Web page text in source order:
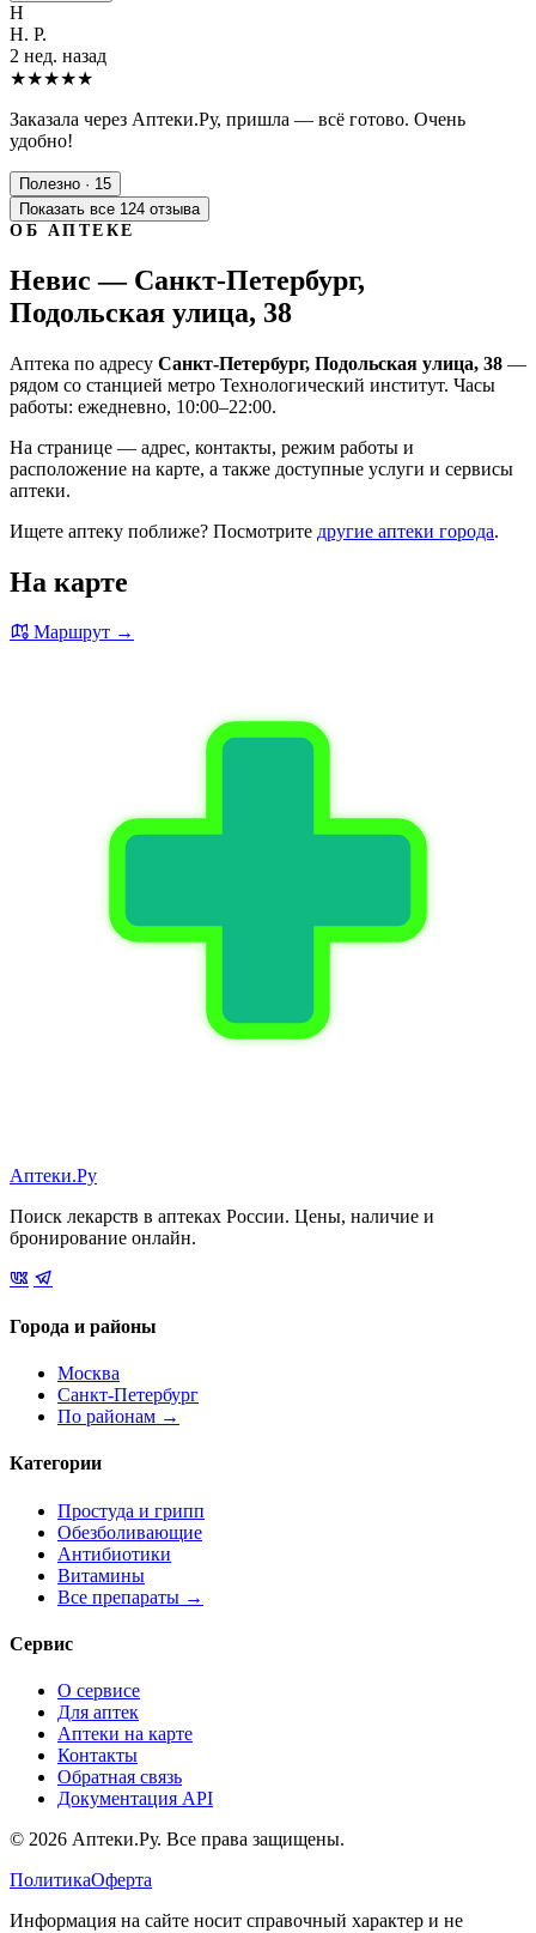
Н
Н. Р.
2 нед. назад
★★★★★
Заказала через Аптеки.Ру, пришла — всё готово. Очень
удобно!
Полезно · 15
Показать все 124 отзыва
ОБ АПТЕКЕ
Невис — Санкт-Петербург,
Подольская улица, 38
Аптека по адресу Санкт-Петербург, Подольская улица, 38 —
рядом со станцией метро Технологический институт. Часы
работы: ежедневно, 10:00–22:00.
На странице — адрес, контакты, режим работы и
расположение на карте, а также доступные услуги и сервисы
аптеки.
Ищете аптеку поближе? Посмотрите другие аптеки города.
На карте
Маршрут →
Аптеки.Ру
Поиск лекарств в аптеках России. Цены, наличие и
бронирование онлайн.
Города и районы
Москва
Санкт-Петербург
По районам →
Категории
Простуда и грипп
Обезболивающие
Антибиотики
Витамины
Все препараты →
Сервис
О сервисе
Для аптек
Аптеки на карте
Контакты
Обратная связь
Документация API
© 2026 Аптеки.Ру. Все права защищены.
ПолитикаОферта
Информация на сайте носит справочный характер и не